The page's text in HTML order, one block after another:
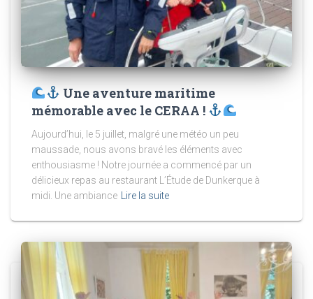
Une aventure maritime
mémorable avec le CERAA !
Aujourd’hui, le 5 juillet, malgré une météo un peu
maussade, nous avons bravé les éléments avec
enthousiasme ! Notre journée a commencé par un
délicieux repas au restaurant L’Étude de Dunkerque à
midi. Une ambiance
Lire la suite